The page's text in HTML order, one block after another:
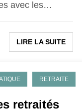
avec les…
LIRE LA SUITE
RETRAITE
retraités